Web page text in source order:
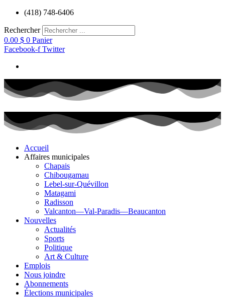
Aller
contenu
(418) 748-6406
Rechercher
0.00 $ 0 Panier
Facebook-f Twitter
Accueil
Affaires municipales
Chapais
Chibougamau
Lebel-sur-Quévillon
Matagami
Radisson
Valcanton—Val-Paradis—Beaucanton
Nouvelles
Actualités
Sports
Politique
Art & Culture
Emplois
Nous joindre
Abonnements
Élections municipales